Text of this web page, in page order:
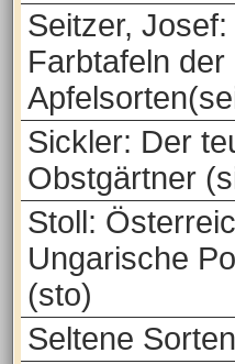
Seitzer, Josef:
Farbtafeln der
Sickler: Der
Obstgärtner
Stoll:
Ungarische
(sto)
Seltene